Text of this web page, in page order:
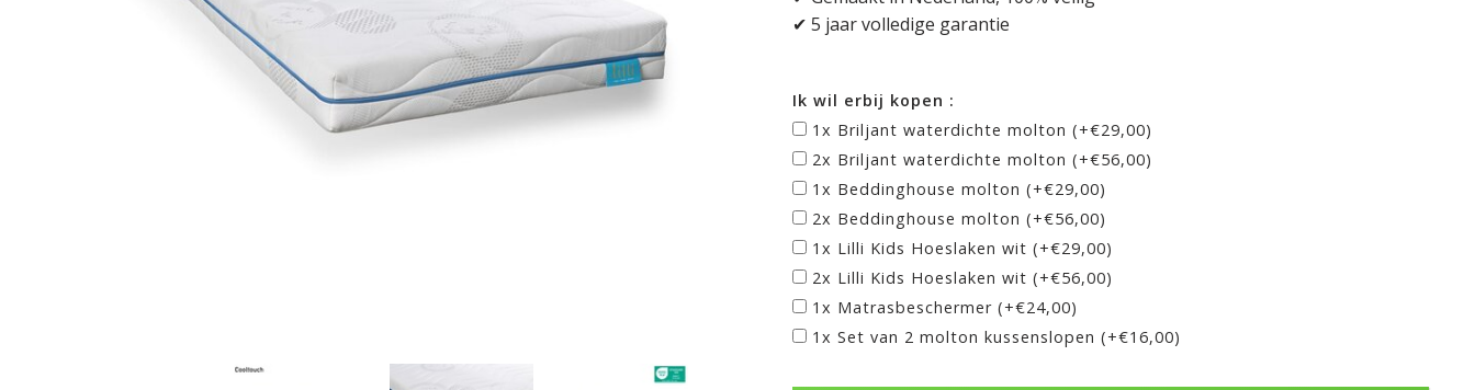
✔ 5 jaar volledige garantie
Ik wil erbij kopen :
1x Briljant waterdichte molton (+€29,00)
2x Briljant waterdichte molton (+€56,00)
1x Beddinghouse molton (+€29,00)
2x Beddinghouse molton (+€56,00)
1x Lilli Kids Hoeslaken wit (+€29,00)
2x Lilli Kids Hoeslaken wit (+€56,00)
1x Matrasbeschermer (+€24,00)
1x Set van 2 molton kussenslopen (+€16,00)